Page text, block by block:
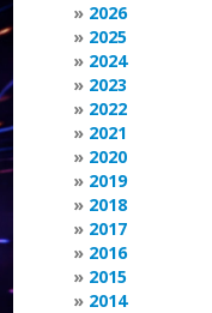
2026
2025
2024
2023
2022
2021
2020
2019
2018
2017
2016
2015
2014